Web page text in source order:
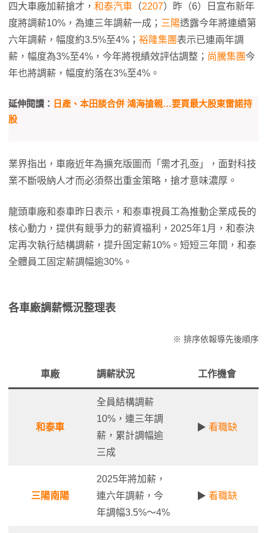
四大車廠加薪搶才， 和泰汽車 （2207）昨（6）日宣布新年
度將調薪10%，為連三年調薪一成； 三陽透露今年將連續第
六年調薪，幅度約3.5%至4%； 裕隆集團表示已連兩年調
薪，幅度為3%至4%，今年將視績效評估調整； 尚騰集團今
年也將調薪，幅度約落在3%至4%。
延伸閱讀： 日產、本田談合併 鴻海搶親…要買最大股東雷諾持
股
業界指出，車廠近年為擴充版圖而「需才孔亟」，面對科技
業不斷吸納人才而必須祭出重金策略，搶才意味濃厚。
龍頭車廠和泰車昨日表示，和泰車視員工為推動企業成長的
核心動力，提供有競爭力的薪資福利，2025年1月，和泰決
定再次執行結構調薪，提升固定薪10%。短短三年間，和泰
全體員工固定薪調幅逾30%。
各車廠調薪慨況整理表
※ 排序依報導先後順序
車廠 調薪狀況 工作機會
和泰車
全員結構調薪
10%，連三年調
薪，累計調幅逾
三成
▶ 看職缺
三陽南陽
2025年將加薪，
連六年調薪，今
年調幅3.5%～4%
▶ 看職缺